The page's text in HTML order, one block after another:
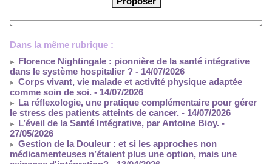
Dans la même rubrique :
Florence Nightingale : pionnière de la santé intégrative
dans le système hospitalier ? - 14/07/2026
Corps vivant, vie malade et activité physique adaptée
comme soin de soi. - 14/07/2026
La réflexologie, une pratique complémentaire pour gérer
le stress des patients atteints de cancer. - 14/07/2026
L’éveil de la Santé Intégrative, par Antoine Bioy. -
27/05/2026
Gestion de la Douleur : et si les approches non
médicamenteuses n’étaient plus une option, mais une